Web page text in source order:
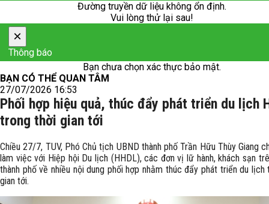
Đường truyền dữ liệu không ổn định.
Vui lòng thử lại sau!
×
Thông báo
Bạn chưa chọn xác thực bảo mật.
BẠN CÓ THỂ QUAN TÂM
27/07/2026 16:53
Phối hợp hiệu quả, thúc đẩy phát triển du lịch
trong thời gian tới
Chiều 27/7, TUV, Phó Chủ tịch UBND thành phố Trần Hữu Thùy Giang
làm việc với Hiệp hội Du lịch (HHDL), các đơn vị lữ hành, khách sạn
thành phố về nhiều nội dung phối hợp nhằm thúc đẩy phát triển du lịch
gian tới.